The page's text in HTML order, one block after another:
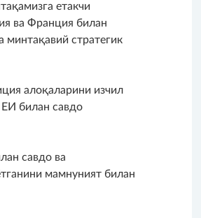
етакчи
ва Франция билан
минтақавий стратегик
алоқаларини изчил
билан савдо
савдо ва
мамнуният билан